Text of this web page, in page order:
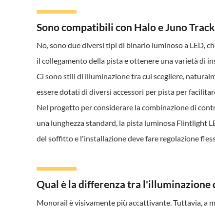
Sono compatibili con Halo e Juno
No, sono due diversi tipi di binario luminoso a LED,
il collegamento della pista e ottenere una varietà di
Ci sono stili di illuminazione tra cui scegliere,
essere dotati di diversi accessori per pista per
Nel progetto per considerare la combinazione di
una lunghezza standard, la pista luminosa Flintlight
del soffitto e l'installazione deve fare regolazione
Qual è la differenza tra l'illuminazione
Monorail è visivamente più accattivante. Tuttavia, a